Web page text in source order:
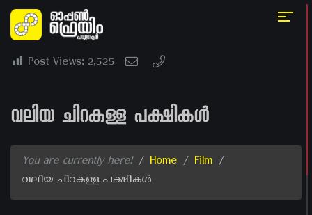
Post Views: 2,525
വലിയ ചിറകുള്ള പക്ഷികൾ
You are currently here! / Home / Film /
വലിയ ചിറകുള്ള പക്ഷികൾ